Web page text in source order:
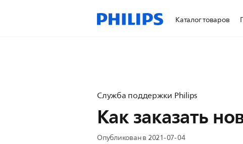
Каталог товаров
Служба поддержки Philips
Как заказать
Опубликован в 2021-07-04